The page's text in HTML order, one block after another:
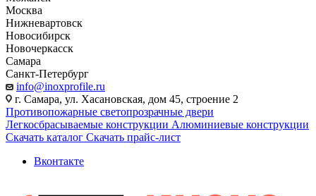
Москва
Нижневартовск
Новосибирск
Новочеркасск
Самара
Санкт-Петербург
info@inoxprofile.ru
г. Самара, ул. Хасановская, дом 45, строение 2
Противопожарные светопрозрачные двери
Легкосбрасываемые конструкции Алюминиевые конструкции
Скачать каталог Скачать прайс-лист
Вконтакте